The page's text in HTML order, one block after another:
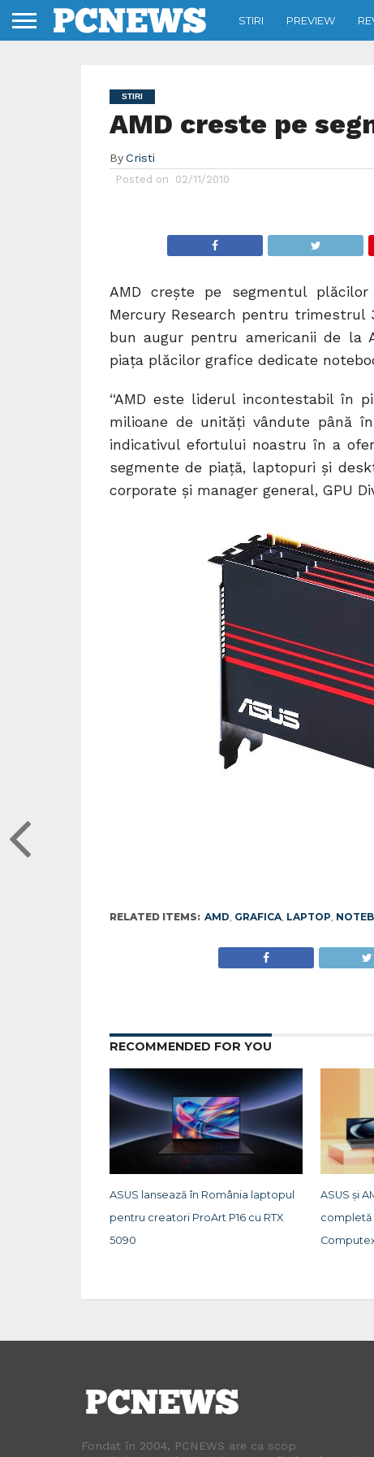
STIRI PREVIEW
STIRI
AMD creste pe
By Cristi
Posted on 02/11/2010
AMD crește pe segmentul
Mercury Research pentru trimestrul
bun augur pentru americanii de la
piața plăcilor grafice dedicate
“AMD este liderul incontestabil în
milioane de unităţi vândute până
indicativul efortului noastru în a
segmente de piaţă, laptopuri şi
corporate şi manager general, GPU
RELATED ITEMS: AMD, GRAFICA, LAPTOP,
RECOMMENDED FOR YOU
ASUS lansează în România laptopul
pentru creatori ProArt P16 cu RTX
5090
ASUS și
completă
Fondat în 2004, PCNEWS are ca scop